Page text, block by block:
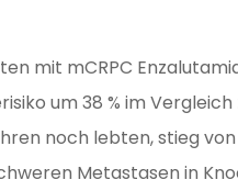
mit mCRPC
um 38 % im Vergleich
noch lebten, stieg von
Metastasen in